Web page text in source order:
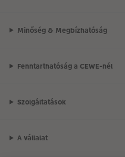
Minőség & Megbízhatóság
Fenntarthatóság a CEWE-nél
Szolgáltatások
A vállalat